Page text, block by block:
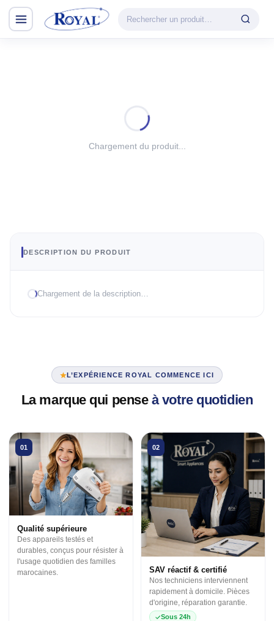
CHAUFFAGE
VENTILATION
3 en 1
Industrielle
Chargement du produit...
DESCRIPTION DU PRODUIT
Chargement de la description…
L’EXPÉRIENCE ROYAL COMMENCE ICI
La marque qui pense à votre quotidien
01
Qualité supérieure
Des appareils testés et
durables, conçus pour résister à
l'usage quotidien des familles
marocaines.
02
SAV réactif & certifié
Nos techniciens interviennent
rapidement à domicile. Pièces
d'origine, réparation garantie.
Sous 24h